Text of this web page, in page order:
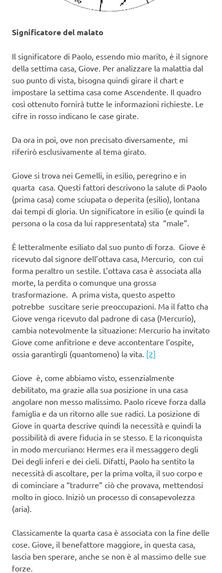
Significatore del malato
Il significatore di Paolo, essendo mio marito, è il signore
della settima casa, Giove. Per analizzare la malattia dal
suo punto di vista, bisogna quindi girare il chart e
impostare la settima casa come Ascendente. Il quadro
così ottenuto fornirà tutte le informazioni richieste. Le
cifre in rosso indicano le case girate.
Da ora in poi, ove non precisato diversamente, mi
riferirò esclusivamente al tema girato.
Giove si trova nei Gemelli, in esilio, peregrino e in
quarta casa. Questi fattori descrivono la salute di Paolo
(prima casa) come sciupata o deperita (esilio), lontana
dai tempi di gloria. Un significatore in esilio (e quindi la
persona o la cosa da lui rappresentata) sta “male”.
È letteralmente esiliato dal suo punto di forza. Giove è
ricevuto dal signore dell’ottava casa, Mercurio, con cui
forma peraltro un sestile. L’ottava casa è associata alla
morte, la perdita o comunque una grossa
trasformazione. A prima vista, questo aspetto
potrebbe suscitare serie preoccupazioni. Ma il fatto cha
Giove venga ricevuto dal padrone di casa (Mercurio),
cambia notevolmente la situazione: Mercurio ha invitato
Giove come anfitrione e deve accontentare l’ospite,
ossia garantirgli (quantomeno) la vita. [2]
Giove è, come abbiamo visto, essenzialmente
debilitato, ma grazie alla sua posizione in una casa
angolare non messo malissimo. Paolo riceve forza dalla
famiglia e da un ritorno alle sue radici. La posizione di
Giove in quarta descrive quindi la necessità e quindi la
possibilità di avere fiducia in se stesso. E la riconquista
in modo mercuriano: Hermes era il messaggero degli
Dei degli inferi e dei cieli. Difatti, Paolo ha sentito la
necessità di ascoltare, per la prima volta, il suo corpo e
di cominciare a “tradurre” ciò che provava, mettendosi
molto in gioco. Iniziò un processo di consapevolezza
(aria).
Classicamente la quarta casa è associata con la fine delle
cose. Giove, il benefattore maggiore, in questa casa,
lascia ben sperare, anche se non è al massimo delle sue
forze.